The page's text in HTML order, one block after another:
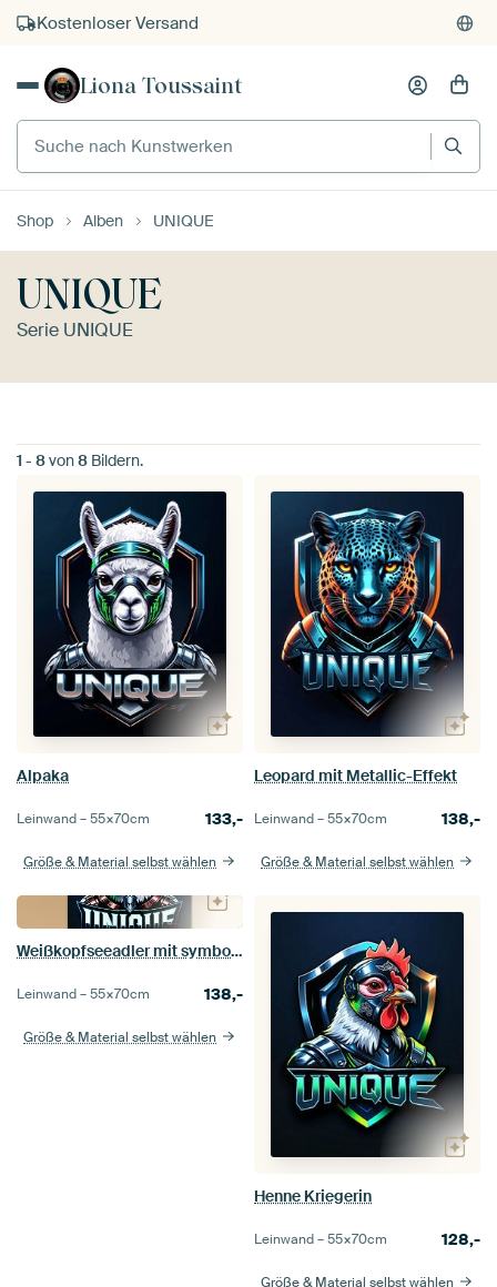
Kostenloser Versand
Kauf auf Rechnung
Liona Toussaint
Suche nach Kunstwerken
Shop Alben UNIQUE
UNIQUE
Serie UNIQUE
1 - 8von8 Bildern.
Alpaka
Leinwand –55×70cm 133,-
Größe & Material selbst wählen
Leopard mit Metallic-Effekt
Leinwand –55×70cm 138,-
Größe & Material selbst wählen
Weißkopfseeadler mit symbolischen Engelsflügeln
Leinwand –55×70cm 138,-
Größe & Material selbst wählen
Henne Kriegerin
Leinwand –55×70cm 128,-
Größe & Material selbst wählen